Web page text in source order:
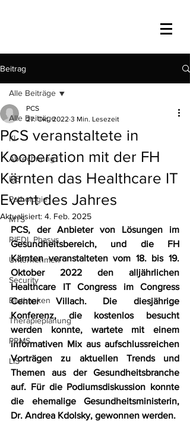
Beitrag
Alle Beiträge
KI
Abrechnung
KIS
Pathologie
MTS
RIEDL Phasys
Unternehmen
Security
Blutbanken
Therapieplanung
PRMS
LIS
Alle Beiträge
PCS veranstaltete in
Kooperation mit der FH
Kärnten das Healthcare IT
Event des Jahres
PCS
27. Okt. 2022 3 Min. Lesezeit
Aktualisiert: 4. Feb. 2025
PCS, der Anbieter von Lösungen im
Gesundheitsbereich, und die FH
Kärnten veranstalteten vom 18. bis 19.
Oktober 2022 den alljährlichen
Healthcare IT Congress im Congress
Center Villach. Die diesjährige
Konferenz, die kostenlos besucht
werden konnte, wartete mit einem
informativen Mix aus aufschlussreichen
Vorträgen zu aktuellen Trends und
Themen aus der Gesundheitsbranche
auf. Für die Podiumsdiskussion konnte
die ehemalige Gesundheitsministerin,
Dr. Andrea Kdolsky, gewonnen werden.